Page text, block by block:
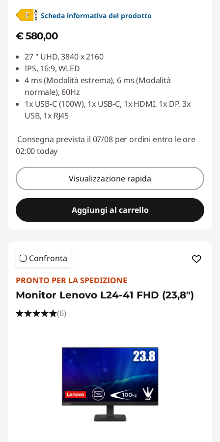
Scheda informativa del prodotto
€ 580,00
27 " UHD, 3840 x 2160
IPS, 16:9, WLED
4 ms (Modalità estrema), 6 ms (Modalità
normale), 60Hz
1x USB-C (100W), 1x USB-C, 1x HDMI, 1x DP, 3x
USB, 1x RJ45
Consegna prevista il 07/08 per ordini entro le ore
02:00 today
Visualizzazione rapida
Aggiungi al carrello
Confronta
PRONTO PER LA SPEDIZIONE
Monitor Lenovo L24-41 FHD (23,8")
(6)